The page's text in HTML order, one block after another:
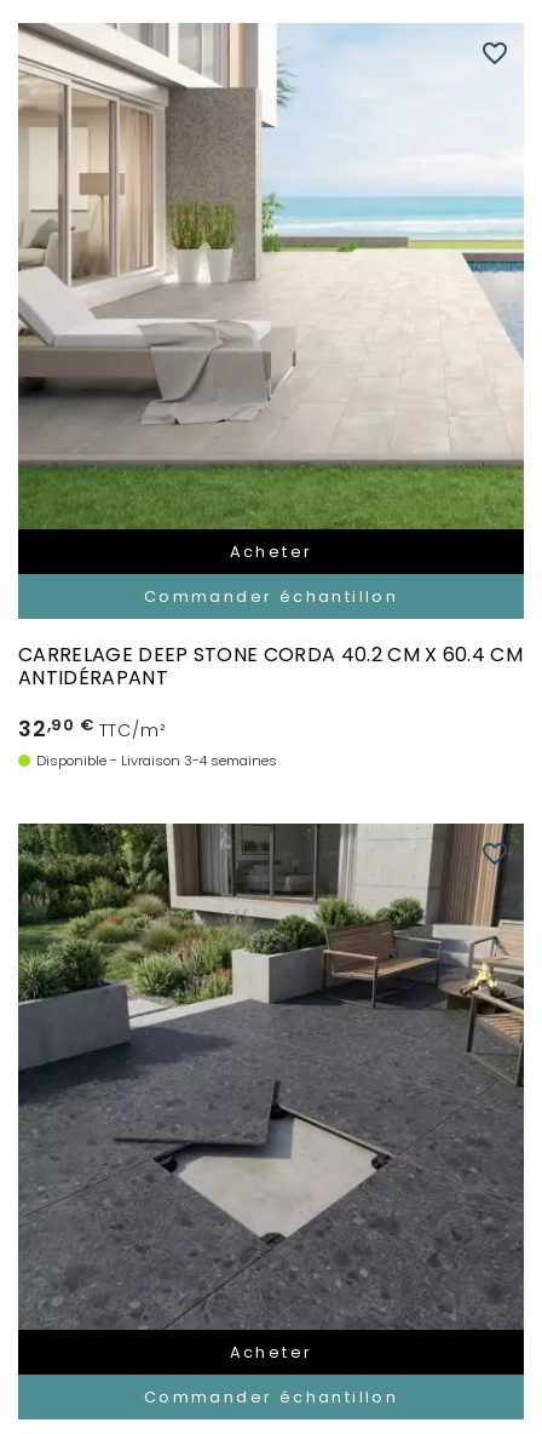
Acheter
Commander échantillon
favorite_border
CARRELAGE DEEP STONE CORDA 40.2 CM X 60.4 CM
ANTIDÉRAPANT
32,90 € TTC/m²
Disponible - Livraison 3-4 semaines
Acheter
Commander échantillon
favorite_border